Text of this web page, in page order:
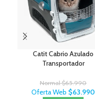
Catit Cabrio Azulado
Transportador
Normal$65.990
Oferta Web $63.990